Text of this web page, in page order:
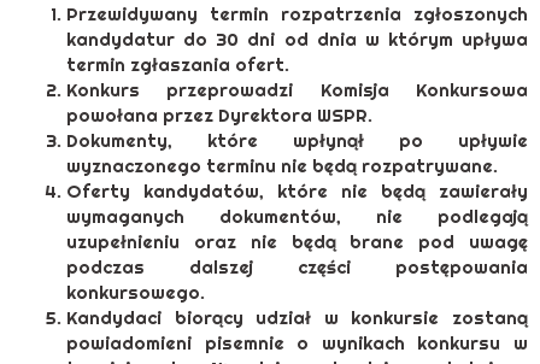
Przewidywany termin rozpatrzenia zgłoszonych
kandydatur do 30 dni od dnia w którym upływa
termin zgłaszania ofert.
Konkurs przeprowadzi Komisja Konkursowa
powołana przez Dyrektora WSPR.
Dokumenty, które wpłynął po upływie
wyznaczonego terminu nie będą rozpatrywane.
Oferty kandydatów, które nie będą zawierały
wymaganych dokumentów, nie podlegają
uzupełnieniu oraz nie będą brane pod uwagę
podczas dalszej części postępowania
konkursowego.
Kandydaci biorący udział w konkursie zostaną
powiadomieni pisemnie o wynikach konkursu w